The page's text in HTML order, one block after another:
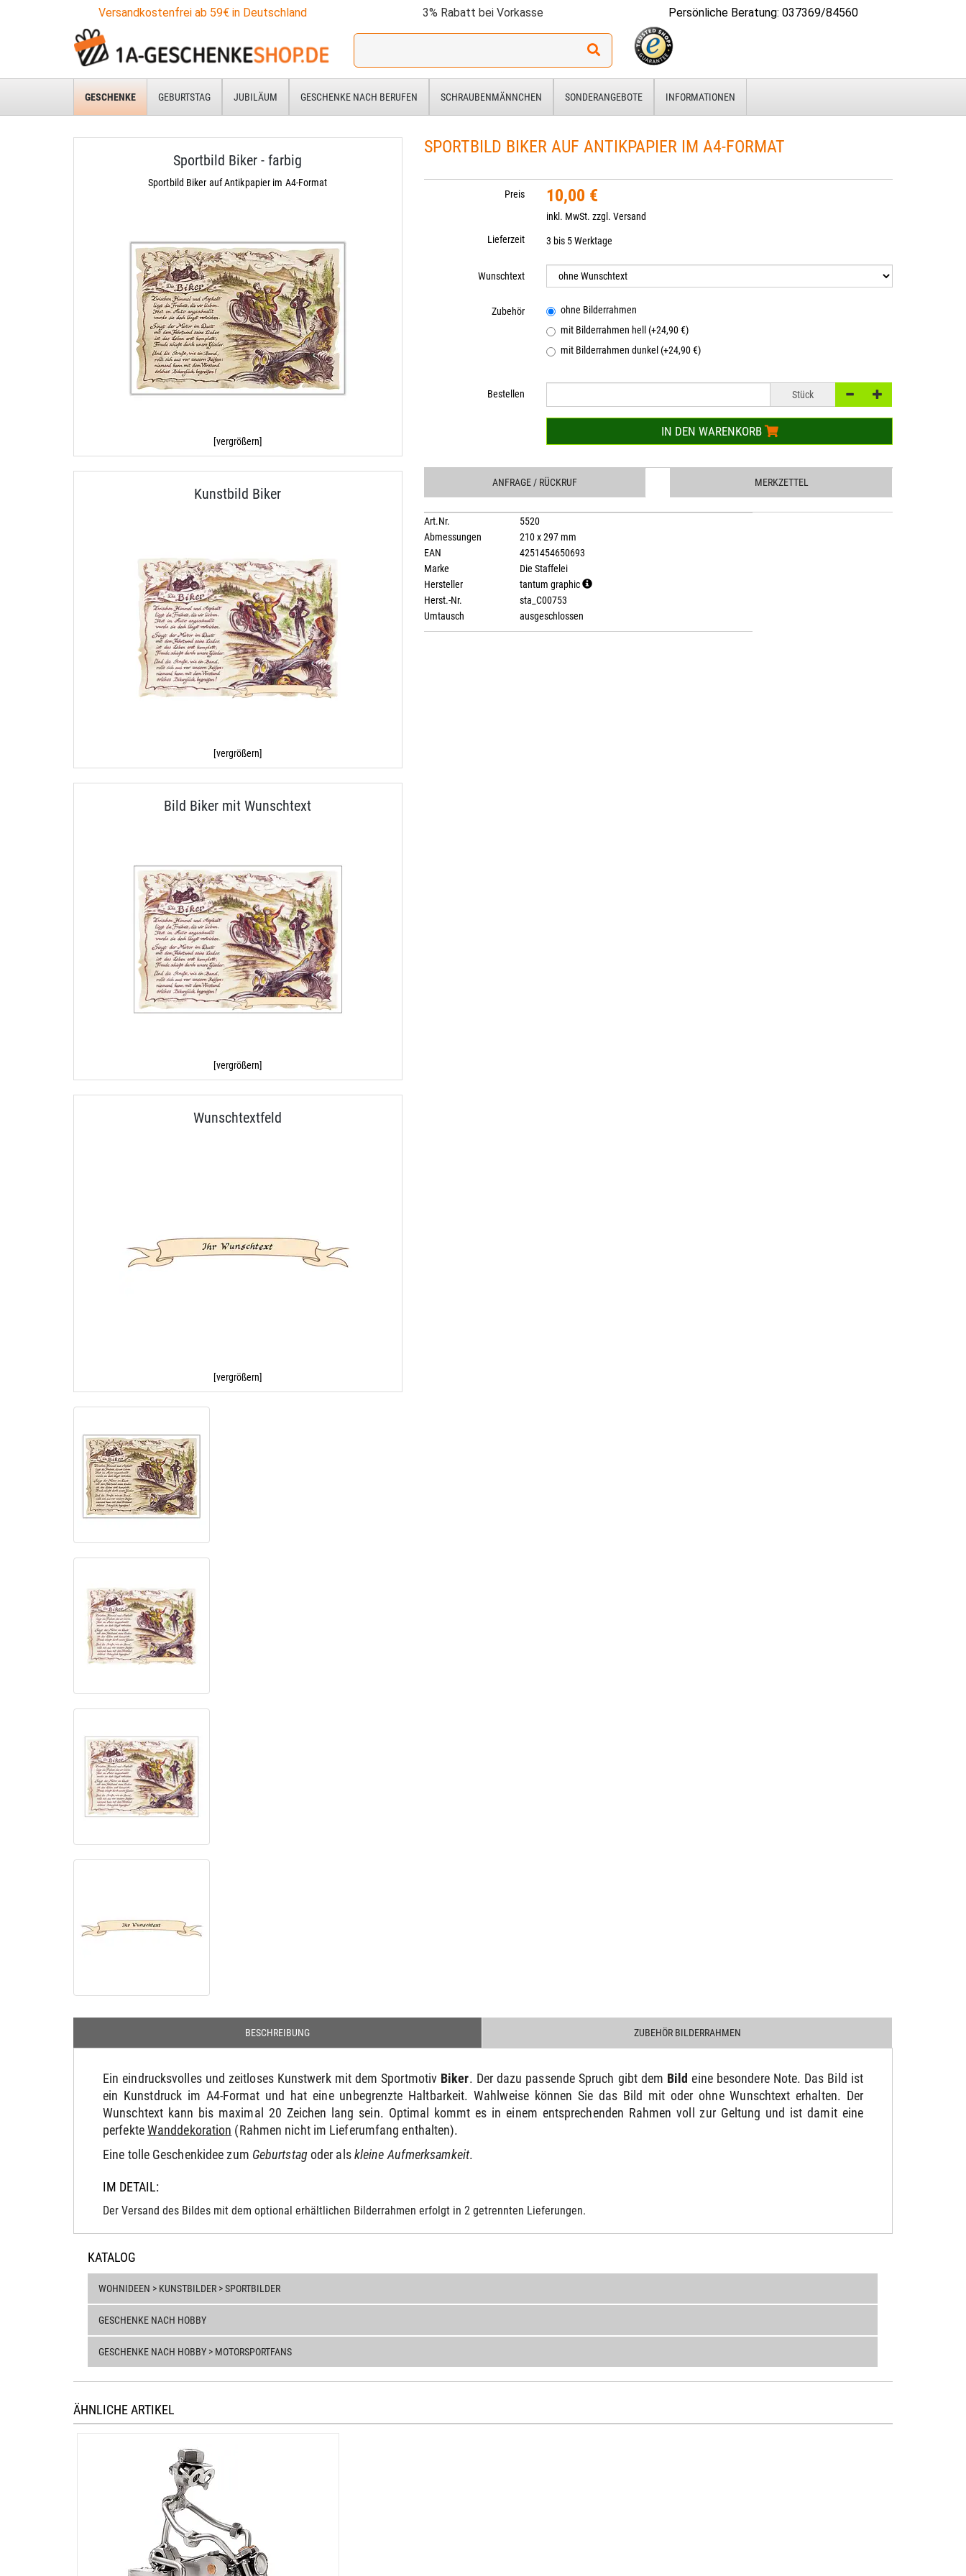
Versandkostenfrei ab 59€ in Deutschland 3% Rabatt bei Vorkasse Persönliche Beratung: 037369/84560
Ich
für:
GESCHENKE GEBURTSTAG JUBILÄUM GESCHENKE NACH BERUFEN SCHRAUBENMÄNNCHEN SONDERANGEBOTE INFORMATIONEN
Sportbild Biker - farbig
Sportbild Biker auf Antikpapier im A4-Format
[vergrößern]
Kunstbild Biker
[vergrößern]
Bild Biker mit Wunschtext
[vergrößern]
Wunschtextfeld
[vergrößern]
SPORTBILD BIKER AUF ANTIKPAPIER IM A4-FORMAT
Preis 10,00 €
inkl. MwSt. zzgl.Versand
Lieferzeit
3 bis 5 Werktage
Wunschtext
Zubehör
ohne Bilderrahmen
mit Bilderrahmen hell (+24,90 €)
mit Bilderrahmen dunkel (+24,90 €)
Bestellen Stück
IN DEN WARENKORB
ANFRAGE / RÜCKRUF MERKZETTEL
Art.Nr.
5520
Abmessungen
210 x 297 mm
EAN
4251454650693
Marke
Die Staffelei
Hersteller
tantum graphic
Herst.-Nr.
sta_C00753
Umtausch
ausgeschlossen
BESCHREIBUNG ZUBEHÖR BILDERRAHMEN
Ein eindrucksvolles und zeitloses Kunstwerk mit dem Sportmotiv Biker. Der dazu passende Spruch gibt dem Bild eine besondere Note. Das Bild ist
ein Kunstdruck im A4-Format und hat eine unbegrenzte Haltbarkeit. Wahlweise können Sie das Bild mit oder ohne Wunschtext erhalten. Der
Wunschtext kann bis maximal 20 Zeichen lang sein. Optimal kommt es in einem entsprechenden Rahmen voll zur Geltung und ist damit eine
perfekteWanddekoration (Rahmen nicht im Lieferumfang enthalten).
Eine tolle Geschenkidee zum Geburtstagoder alskleine Aufmerksamkeit.
IM DETAIL:
Der Versand des Bildes mit dem optional erhältlichen Bilderrahmen erfolgt in 2 getrennten Lieferungen.
KATALOG
WOHNIDEEN > KUNSTBILDER > SPORTBILDER
GESCHENKE NACH HOBBY
GESCHENKE NACH HOBBY > MOTORSPORTFANS
ÄHNLICHE ARTIKEL